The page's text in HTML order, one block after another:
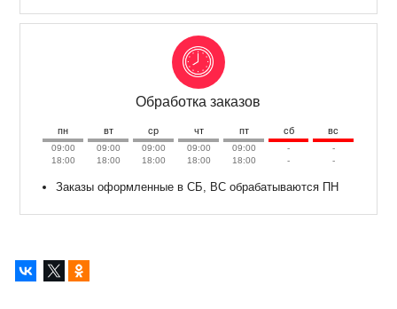
Обработка заказов
пн вт ср чт пт сб вс
09:00
18:00
09:00
18:00
09:00
18:00
09:00
18:00
09:00
18:00
-
-
-
-
Заказы оформленные в СБ, ВС обрабатываются ПН